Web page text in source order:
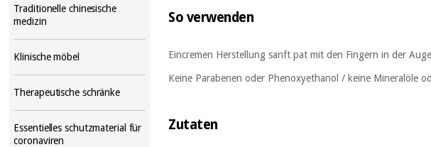
Traditionelle chinesische
medizin
Klinische möbel
Therapeutische schränke
Essentielles schutzmaterial für
coronaviren
So verwenden
Eincremen Herstellung sanft pat mit den Fingern in der
Keine Parabenen oder Phenoxyethanol / keine Mineralöle
Zutaten